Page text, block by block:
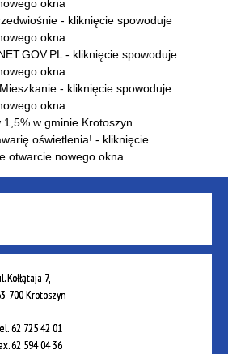
Kołłątaja 7,
700 Krotoszyn
62 725 42 01
62 594 04 36